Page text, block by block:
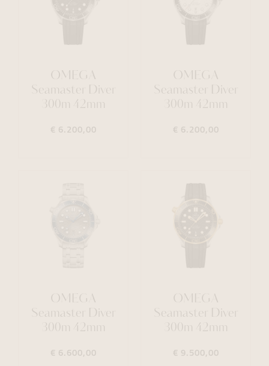
OMEGA
Seamaster Diver
300m 42mm
€ 6.200,00
OMEGA
Seamaster Diver
300m 42mm
€ 6.200,00
OMEGA
Seamaster Diver
300m 42mm
€ 6.600,00
OMEGA
Seamaster Diver
300m 42mm
€ 9.500,00